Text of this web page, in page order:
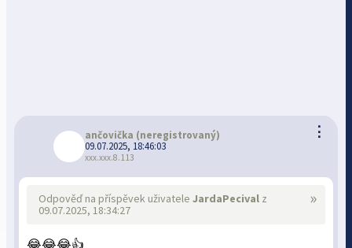
⋮
ančovička (neregistrovaný)
09.07.2025, 18:46:03
xxx.xxx.8.113
»
Odpověď na příspěvek uživateleJardaPecival z
09.07.2025, 18:34:27
😂😂😂👍